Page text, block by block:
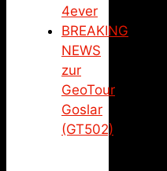
4ever
BREAKING
NEWS
zur
GeoTour
Goslar
(GT502)